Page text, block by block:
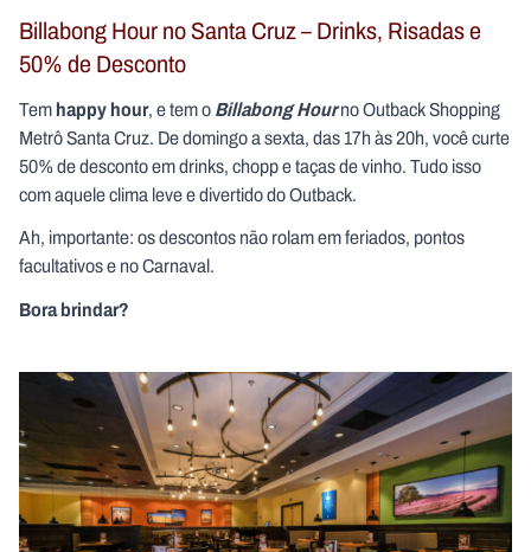
Billabong Hour no Santa Cruz – Drinks, Risadas e
50% de Desconto
Temhappy hour, e tem oBillabong Hourno Outback Shopping
Metrô Santa Cruz. De domingo a sexta, das 17h às 20h, você curte
50% de desconto em drinks, chopp e taças de vinho. Tudo isso
com aquele clima leve e divertido do Outback.
Ah, importante: os descontos não rolam em feriados, pontos
facultativos e no Carnaval.
Bora brindar?